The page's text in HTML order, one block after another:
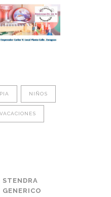
NIÑOS
VACACIONES
STENDRA
GENERICO